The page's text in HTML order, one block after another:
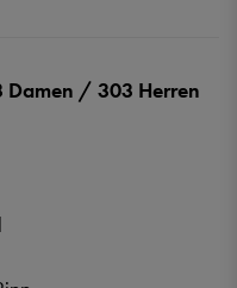
Damen / 303 Herren